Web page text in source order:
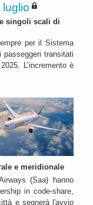
singoli scali di
per il Sistema
transitati
L’incremento è
e meridionale
(Saa) hanno
in code-share,
e segnerà l'avvio